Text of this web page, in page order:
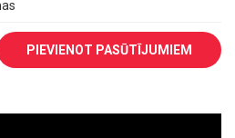
PIEVIENOT PASŪTĪJUMIEM